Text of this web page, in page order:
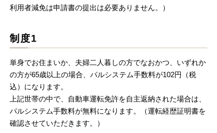
利用者減免は申請書の提出は必要ありません。）
制度1
単身でお住まいか、夫婦二人暮しの方でなおかつ、いずれか
の方が65歳以上の場合、パルシステム手数料が102円（税
込）になります。
上記世帯の中で、自動車運転免許を自主返納された場合は、
パルシステム手数料が無料になります。（運転経歴証明書を
確認させていただきます。）